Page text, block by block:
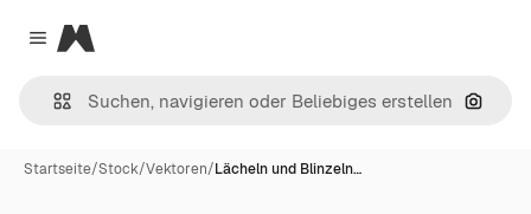
Close menu
Magnific
Nach
Startseite/Stock/Vektoren/Lächeln und Blinzeln…